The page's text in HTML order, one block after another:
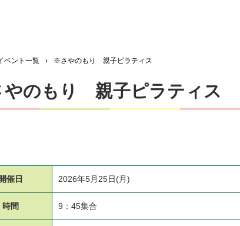
ベント一覧 › ※さやのもり 親子ピラティス
のもり 親子ピラティス
開催日 2026年5月25日(月)
時間 9：45集合